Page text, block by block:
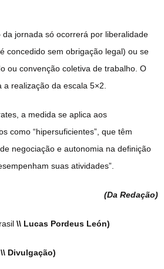
da jornada só ocorrerá por liberalidade
concedido sem obrigação legal) ou se
ou convenção coletiva de trabalho. O
realização da escala 5×2.
a medida se aplica aos
como “hipersuficientes”, que têm
negociação e autonomia na definição
suas atividades”.
(Da Redação)
\\ Lucas Pordeus León)
\\ Divulgação)